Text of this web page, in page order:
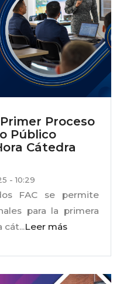
Proceso
Público
Cátedra
- 10:29
FAC se permite
para la primera
cát...Leer más